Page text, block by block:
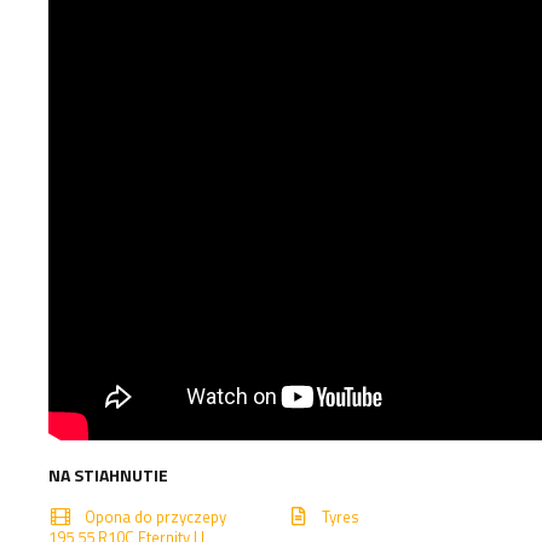
NA STIAHNUTIE
Opona do przyczepy
195 55 R10C Eternity LL
Tyres